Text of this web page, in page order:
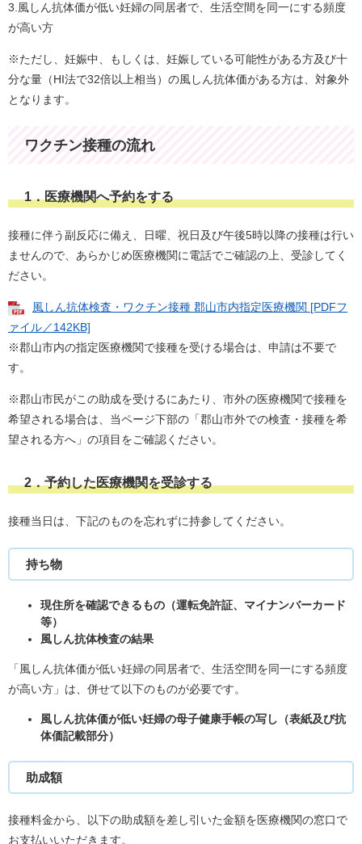
3.風しん抗体価が低い妊婦の同居者で、生活空間を同一にする頻度
が高い方
※ただし、妊娠中、もしくは、妊娠している可能性がある方及び十
分な量（HI法で32倍以上相当）の風しん抗体価がある方は、対象外
となります。
ワクチン接種の流れ
1．医療機関へ予約をする
接種に伴う副反応に備え、日曜、祝日及び午後5時以降の接種は行い
ませんので、あらかじめ医療機関に電話でご確認の上、受診してく
ださい。
風しん抗体検査・ワクチン接種 郡山市内指定医療機関 [PDFフ
ァイル／142KB]
​※郡山市内の指定医療機関で接種を受ける場合は、申請は不要で
す。
※郡山市民がこの助成を受けるにあたり、市外の医療機関で接種を
希望される場合は、当ページ下部の「郡山市外での検査・接種を希
望される方へ」の項目をご確認ください。
2．予約した医療機関を受診する
接種当日は、下記のものを忘れずに持参してください。
持ち物
現住所を確認できるもの（運転免許証、マイナンバーカード
等）
風しん抗体検査の結果
「風しん抗体価が低い妊婦の同居者で、生活空間を同一にする頻度
が高い方​」は、併せて以下のものが必要です。
風しん抗体価が低い妊婦の母子健康手帳の写し（表紙及び抗
体価記載部分）
助成額
接種料金から、以下の助成額を差し引いた金額を医療機関の窓口で
お支払いいただきます。